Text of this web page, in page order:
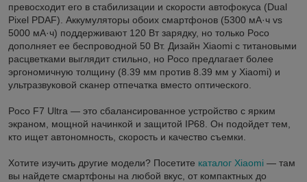
превосходит его в стабилизации и скорости автофокуса (Dual
Pixel PDAF). Аккумуляторы обоих смартфонов (5300 мА·ч vs
5000 мА·ч) поддерживают 120 Вт зарядку, но только Poco
дополняет ее беспроводной 50 Вт. Дизайн Xiaomi с титановыми
расцветками выглядит стильно, но Poco предлагает более
эргономичную толщину (8.39 мм против 8.39 мм у Xiaomi) и
ультразвуковой сканер отпечатка вместо оптического.
Poco F7 Ultra — это сбалансированное устройство с ярким
экраном, мощной начинкой и защитой IP68. Он подойдет тем,
кто ищет автономность, скорость и качество съемки.
Хотите изучить другие модели? Посетите каталог Xiaomi — там
вы найдете смартфоны на любой вкус, от компактных до